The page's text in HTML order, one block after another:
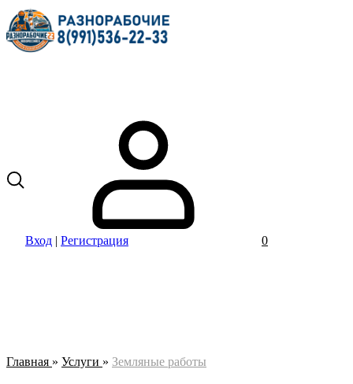
Вход | Регистрация 0
Главная » Услуги » Земляные работы